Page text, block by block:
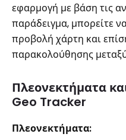
εφαρμογή με βάση τις
παράδειγμα, μπορείτε
προβολή χάρτη και
παρακολούθησης
Πλεονεκτήματα
Geo Tracker
Πλεονεκτήματα: